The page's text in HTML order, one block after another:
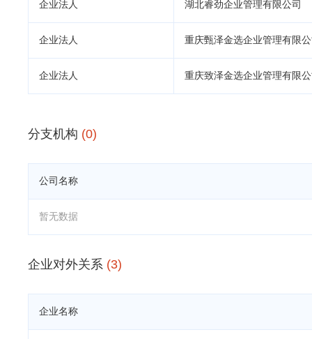
企业法人 湖北睿劲企业管理有限公司
企业法人 重庆甄泽金选企业管理有限
企业法人 重庆致泽金选企业管理有限
分支机构 (0)
公司名称
暂无数据
企业对外关系 (3)
企业名称